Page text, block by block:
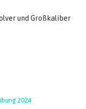
und Großkaliber
2024